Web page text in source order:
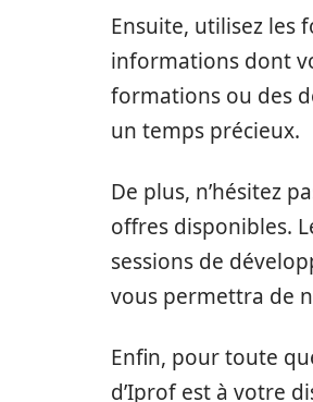
Ensuite, utilisez les
informations dont
formations ou des
un temps précieux.
De plus, n’hésitez
offres disponibles.
sessions de
vous permettra de
Enfin, pour toute
d’Iprof est à votre